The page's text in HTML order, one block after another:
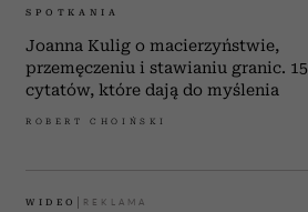
SPOTKANIA
Joanna Kulig o macierzyństwie,
przemęczeniu i stawianiu granic. 15
cytatów, które dają do myślenia
ROBERT CHOIŃSKI
WIDEO